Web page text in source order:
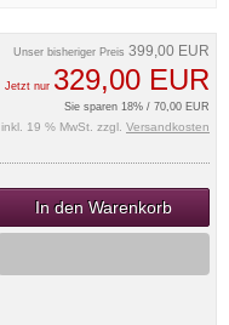
Unser bisheriger Preis 399,00 EUR
Jetzt nur 329,00 EUR
Sie sparen 18% / 70,00 EUR
inkl. 19 % MwSt. zzgl. Versandkosten
In den Warenkorb